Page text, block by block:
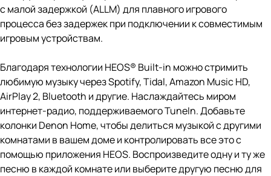
с малой задержкой (ALLM) для плавного игрового
процесса без задержек при подключении к совместимым
игровым устройствам.
Благодаря технологии HEOS® Built-in можно стримить
любимую музыку через Spotify, Tidal, Amazon Music HD,
AirPlay 2, Bluetooth и другие. Наслаждайтесь миром
интернет-радио, поддерживаемого TuneIn. Добавьте
колонки Denon Home, чтобы делиться музыкой с другими
комнатами в вашем доме и контролировать все это с
помощью приложения HEOS. Воспроизведите одну и ту же
песню в каждой комнате или выберите другую песню для